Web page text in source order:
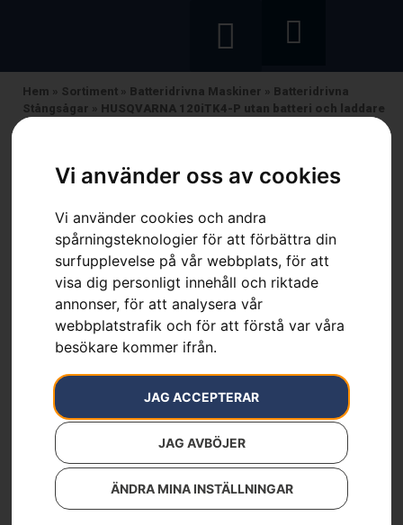
Vi använder oss av cookies
Vi använder cookies och andra
spårningsteknologier för att förbättra din
surfupplevelse på vår webbplats, för att
visa dig personligt innehåll och riktade
annonser, för att analysera vår
webbplatstrafik och för att förstå var våra
besökare kommer ifrån.
JAG ACCEPTERAR
JAG AVBÖJER
ÄNDRA MINA INSTÄLLNINGAR
Hem » Sortiment » Batteridrivna Maskiner » Batteridrivna
Stångsågar » HUSQVARNA 120iTK4-P utan batteri och laddare
HUSQVARNA 120iTK4-P
utan batteri och laddare
Artikelnummer:
970515901
Kategorier:
Batteridrivna Maskiner ,
Stångsågar,Skog ,Trädgård
Varumärke:Husqvarna
2 990kr
120iTK4-P – utan batteri och laddare (PK4)
Husqvarna 120iTK4-H batteridrivna stångsåg kombinerar
bensinprestanda med inga direktutsläpp och tyst drift.